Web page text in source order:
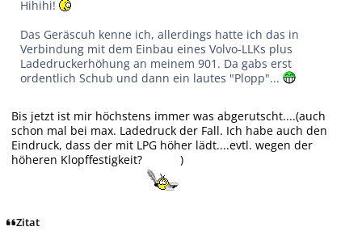
Hihihi!
Das Geräscuh kenne ich, allerdings hatte ich das in
Verbindung mit dem Einbau eines Volvo-LLKs plus
Ladedruckerhöhung an meinem 901. Da gabs erst
ordentlich Schub und dann ein lautes "Plopp"...
Bis jetzt ist mir höchstens immer was abgerutscht....(auch
schon mal bei max. Ladedruck der Fall. Ich habe auch den
Eindruck, dass der mit LPG höher lädt....evtl. wegen der
höheren Klopffestigkeit?
)
Zitat